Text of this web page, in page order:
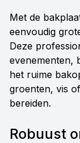
Met de
eenvoudig
Deze
evenementen,
het ruime
groenten, vis
bereiden.
Robuust